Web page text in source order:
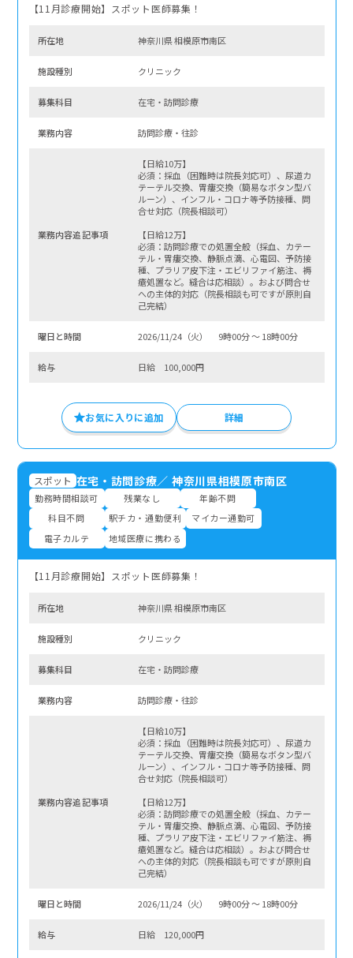
【11月診療開始】スポット医師募集！
所在地 神奈川県 相模原市南区
施設種別 クリニック
募集科⽬ 在宅・訪問診療
業務内容 訪問診療・往診
業務内容追記事項
【日給10万】
必須：採血（困難時は院長対応可）、尿道カ
テーテル交換、胃瘻交換（簡易なボタン型バ
ルーン）、インフル・コロナ等予防接種、問
合せ対応（院長相談可）
【日給12万】
必須：訪問診療での処置全般（採血、カテー
テル・胃瘻交換、静脈点滴、心電図、予防接
種、プラリア皮下注・エビリファイ筋注、褥
瘡処置など。縫合は応相談）。および問合せ
への主体的対応（院長相談も可ですが原則自
己完結）
曜⽇と時間 2026/11/24（火） 9時00分 〜 18時00分
給与 日給 100,000円
お気に入りに追加 詳細
スポット 在宅・訪問診療／ 神奈川県相模原市南区
勤務時間相談可 残業なし
年齢不問
科目不問
駅チカ・通勤便利
マイカー通勤可
電子カルテ
地域医療に携わる
【11月診療開始】スポット医師募集！
所在地 神奈川県 相模原市南区
施設種別 クリニック
募集科⽬ 在宅・訪問診療
業務内容 訪問診療・往診
業務内容追記事項
【日給10万】
必須：採血（困難時は院長対応可）、尿道カ
テーテル交換、胃瘻交換（簡易なボタン型バ
ルーン）、インフル・コロナ等予防接種、問
合せ対応（院長相談可）
【日給12万】
必須：訪問診療での処置全般（採血、カテー
テル・胃瘻交換、静脈点滴、心電図、予防接
種、プラリア皮下注・エビリファイ筋注、褥
瘡処置など。縫合は応相談）。および問合せ
への主体的対応（院長相談も可ですが原則自
己完結）
曜⽇と時間 2026/11/24（火） 9時00分 〜 18時00分
給与 日給 120,000円